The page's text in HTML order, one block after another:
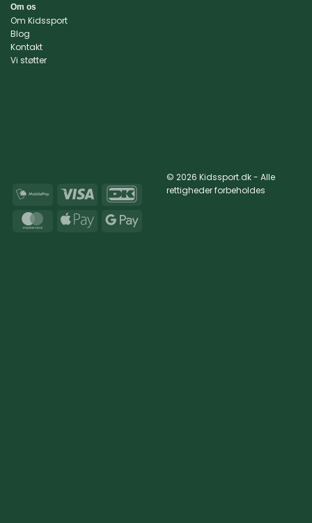
Om os
Om Kidssport
Blog
Kontakt
Vi støtter
MobilePay Visa DanKort
MasterCardApple
Google
© 2026 Kidssport.dk - Alle
rettigheder forbeholdes